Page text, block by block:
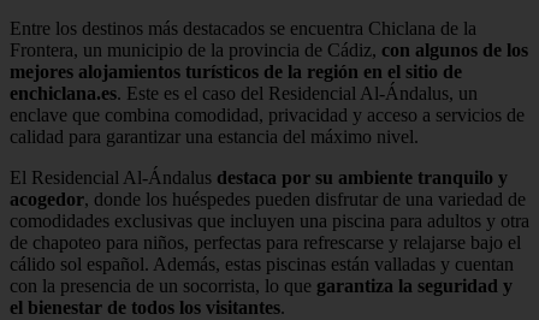
Entre los destinos más destacados se encuentra Chiclana de la
Frontera, un municipio de la provincia de Cádiz, con algunos de los
mejores alojamientos turísticos de la región en el sitio de
enchiclana.es. Este es el caso del Residencial Al-Ándalus, un
enclave que combina comodidad, privacidad y acceso a servicios de
calidad para garantizar una estancia del máximo nivel.
El Residencial Al-Ándalus destaca por su ambiente tranquilo y
acogedor, donde los huéspedes pueden disfrutar de una variedad de
comodidades exclusivas que incluyen una piscina para adultos y otra
de chapoteo para niños, perfectas para refrescarse y relajarse bajo el
cálido sol español. Además, estas piscinas están valladas y cuentan
con la presencia de un socorrista, lo que garantiza la seguridad y
el bienestar de todos los visitantes.